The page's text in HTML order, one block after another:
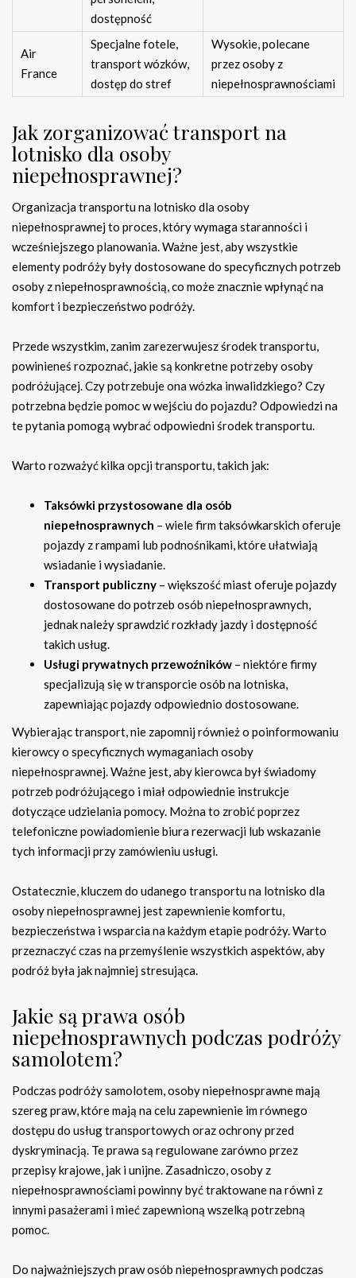
dostępność
Air
France
Specjalne fotele,
transport wózków,
dostęp do stref
Wysokie, polecane
przez osoby z
niepełnosprawnościami
Jak zorganizować transport na
lotnisko dla osoby
niepełnosprawnej?
Organizacja transportu na lotnisko dla osoby
niepełnosprawnej to proces, który wymaga staranności i
wcześniejszego planowania. Ważne jest, aby wszystkie
elementy podróży były dostosowane do specyficznych potrzeb
osoby z niepełnosprawnością, co może znacznie wpłynąć na
komfort i bezpieczeństwo podróży.
Przede wszystkim, zanim zarezerwujesz środek transportu,
powinieneś rozpoznać, jakie są konkretne potrzeby osoby
podróżującej. Czy potrzebuje ona wózka inwalidzkiego? Czy
potrzebna będzie pomoc w wejściu do pojazdu? Odpowiedzi na
te pytania pomogą wybrać odpowiedni środek transportu.
Warto rozważyć kilka opcji transportu, takich jak:
Taksówki przystosowane dla osób
niepełnosprawnych – wiele firm taksówkarskich oferuje
pojazdy z rampami lub podnośnikami, które ułatwiają
wsiadanie i wysiadanie.
Transport publiczny – większość miast oferuje pojazdy
dostosowane do potrzeb osób niepełnosprawnych,
jednak należy sprawdzić rozkłady jazdy i dostępność
takich usług.
Usługi prywatnych przewoźników – niektóre firmy
specjalizują się w transporcie osób na lotniska,
zapewniając pojazdy odpowiednio dostosowane.
Wybierając transport, nie zapomnij również o poinformowaniu
kierowcy o specyficznych wymaganiach osoby
niepełnosprawnej. Ważne jest, aby kierowca był świadomy
potrzeb podróżującego i miał odpowiednie instrukcje
dotyczące udzielania pomocy. Można to zrobić poprzez
telefoniczne powiadomienie biura rezerwacji lub wskazanie
tych informacji przy zamówieniu usługi.
Ostatecznie, kluczem do udanego transportu na lotnisko dla
osoby niepełnosprawnej jest zapewnienie komfortu,
bezpieczeństwa i wsparcia na każdym etapie podróży. Warto
przeznaczyć czas na przemyślenie wszystkich aspektów, aby
podróż była jak najmniej stresująca.
Jakie są prawa osób
niepełnosprawnych podczas podróży
samolotem?
Podczas podróży samolotem, osoby niepełnosprawne mają
szereg praw, które mają na celu zapewnienie im równego
dostępu do usług transportowych oraz ochrony przed
dyskryminacją. Te prawa są regulowane zarówno przez
przepisy krajowe, jak i unijne. Zasadniczo, osoby z
niepełnosprawnościami powinny być traktowane na równi z
innymi pasażerami i mieć zapewnioną wszelką potrzebną
pomoc.
Do najważniejszych praw osób niepełnosprawnych podczas